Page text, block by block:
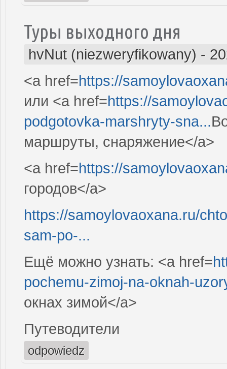
Туры выходного дня
hvNut (niezweryfikowany) -
<a href=https://
или <a href=https://
podgotovka-marshryty-sna...
маршруты, снаряжение</a>
<a href=https://
городов</a>
https://samoylovaoxana.ru/
sam-po-...
Ещё можно узнать: <a href=
pochemu-zimoj-na-oknah-
окнах зимой</a>
Путеводители
odpowiedz